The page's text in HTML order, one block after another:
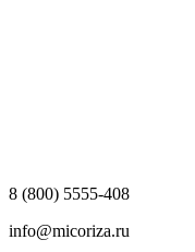
8 (800) 5555-408
info@micoriza.ru